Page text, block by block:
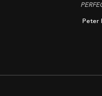
Peter